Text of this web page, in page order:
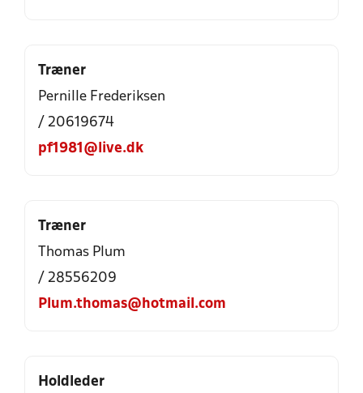
Træner
Pernille Frederiksen
/ 20619674
pf1981@live.dk
Træner
Thomas Plum
/ 28556209
Plum.thomas@hotmail.com
Holdleder